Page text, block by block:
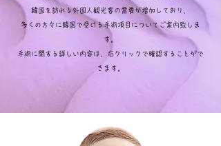
韓国を訪れる外国人観光客の需要が増加しており、
多くの方々に韓国で受ける手術項目についてご案内致しま
す。
手術に関する詳しい内容は、右クリックで確認することがで
きます。